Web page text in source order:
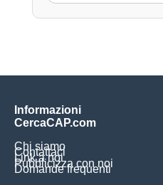
Informazioni
CercaCAP.com
Chi siamo
Contattaci
Link a noi
Pubblicizza con noi
Domande frequenti